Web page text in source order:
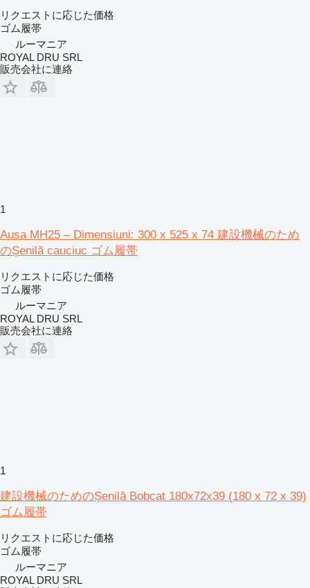
リクエストに応じた価格
ゴム履帯
ルーマニア
ROYAL DRU SRL
販売会社に連絡
1
Ausa MH25 – Dimensiuni: 300 x 525 x 74 建設機械のため
のȘenilă cauciuc ゴム履帯
リクエストに応じた価格
ゴム履帯
ルーマニア
ROYAL DRU SRL
販売会社に連絡
1
建設機械のためのȘenilă Bobcat 180x72x39 (180 x 72 x 39)
ゴム履帯
リクエストに応じた価格
ゴム履帯
ルーマニア
ROYAL DRU SRL